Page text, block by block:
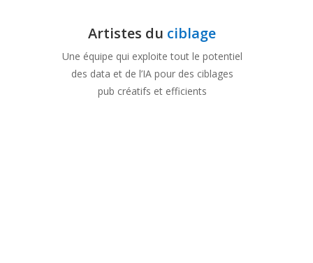
Artistes du ciblage
Une équipe qui exploite tout le potentiel
des data et de l’IA pour des ciblages
pub créatifs et efficients